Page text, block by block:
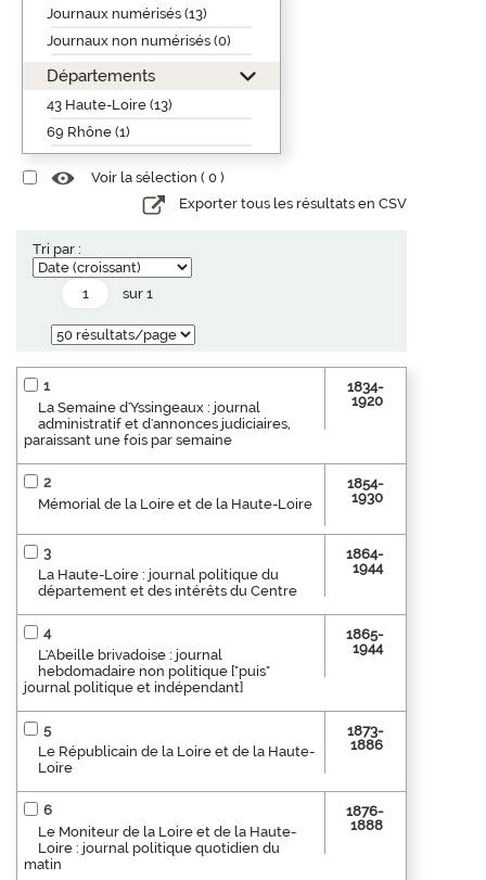
Journaux numérisés (13)
Journaux non numérisés (0)
Départements
43 Haute-Loire (13)
69 Rhône (1)
Voir la sélection ( 0 )
Exporter tous les résultats en CSV
Tri par :
sur 1
1
La Semaine d'Yssingeaux : journal
administratif et d'annonces judiciaires,
paraissant une fois par semaine
1834-
1920
2
Mémorial de la Loire et de la Haute-Loire
1854-
1930
3
La Haute-Loire : journal politique du
département et des intérêts du Centre
1864-
1944
4
L'Abeille brivadoise : journal
hebdomadaire non politique ["puis"
journal politique et indépendant]
1865-
1944
5
Le Républicain de la Loire et de la Haute-
Loire
1873-
1886
6
Le Moniteur de la Loire et de la Haute-
Loire : journal politique quotidien du
matin
1876-
1888